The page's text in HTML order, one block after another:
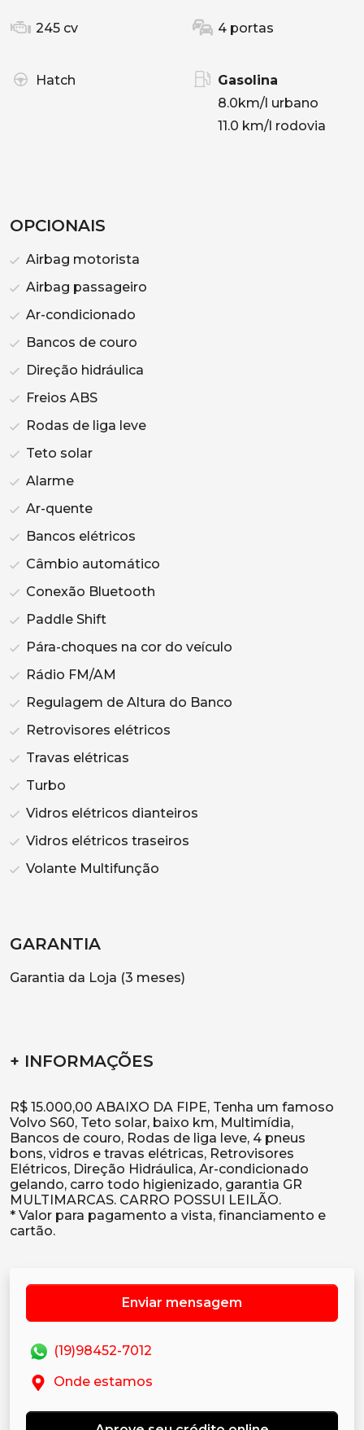
245 cv 4 portas
Hatch
Gasolina
8.0km/l urbano
11.0 km/l rodovia
OPCIONAIS
Airbag motorista
Airbag passageiro
Ar-condicionado
Bancos de couro
Direção hidráulica
Freios ABS
Rodas de liga leve
Teto solar
Alarme
Ar-quente
Bancos elétricos
Câmbio automático
Conexão Bluetooth
Paddle Shift
Pára-choques na cor do veículo
Rádio FM/AM
Regulagem de Altura do Banco
Retrovisores elétricos
Travas elétricas
Turbo
Vidros elétricos dianteiros
Vidros elétricos traseiros
Volante Multifunção
GARANTIA
Garantia da Loja (3 meses)
+ INFORMAÇÕES
R$ 15.000,00 ABAIXO DA FIPE, Tenha um famoso
Volvo S60, Teto solar, baixo km, Multimídia,
Bancos de couro, Rodas de liga leve, 4 pneus
bons, vidros e travas elétricas, Retrovisores
Elétricos, Direção Hidráulica, Ar-condicionado
gelando, carro todo higienizado, garantia GR
MULTIMARCAS. CARRO POSSUI LEILÃO.
* Valor para pagamento a vista, financiamento e
Enviar mensagem
(19)98452-7012
Onde estamos